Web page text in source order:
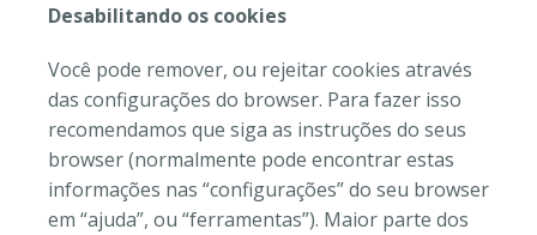
Desabilitando os cookies
Você pode remover, ou rejeitar cookies através
das configurações do browser. Para fazer isso
recomendamos que siga as instruções do seus
browser (normalmente pode encontrar estas
informações nas “configurações” do seu browser
em “ajuda”, ou “ferramentas”). Maior parte dos